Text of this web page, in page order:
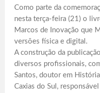
Como parte da
nesta terça-feira (21) o
Marcos de Inovação que
versões física e digital.
A construção da
diversos profissionais,
Santos, doutor em
Caxias do Sul,